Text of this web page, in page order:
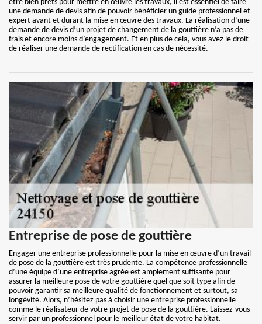
être bien prêts pour mettre en œuvre les travaux, il est essentiel de faire
une demande de devis afin de pouvoir bénéficier un guide professionnel et
expert avant et durant la mise en œuvre des travaux. La réalisation d’une
demande de devis d’un projet de changement de la gouttière n’a pas de
frais et encore moins d’engagement. Et en plus de cela, vous avez le droit
de réaliser une demande de rectification en cas de nécessité.
Entreprise de pose de gouttière
Engager une entreprise professionnelle pour la mise en œuvre d’un travail
de pose de la gouttière est très prudente. La compétence professionnelle
d’une équipe d’une entreprise agrée est amplement suffisante pour
assurer la meilleure pose de votre gouttière quel que soit type afin de
pouvoir garantir sa meilleure qualité de fonctionnement et surtout, sa
longévité. Alors, n’hésitez pas à choisir une entreprise professionnelle
comme le réalisateur de votre projet de pose de la gouttière. Laissez-vous
servir par un professionnel pour le meilleur état de votre habitat.